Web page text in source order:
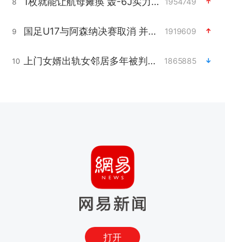
9 国足U17与阿森纳决赛取消 并列冠军 1919609
10 上门女婿出轨女邻居多年被判重婚罪 1865885
打开